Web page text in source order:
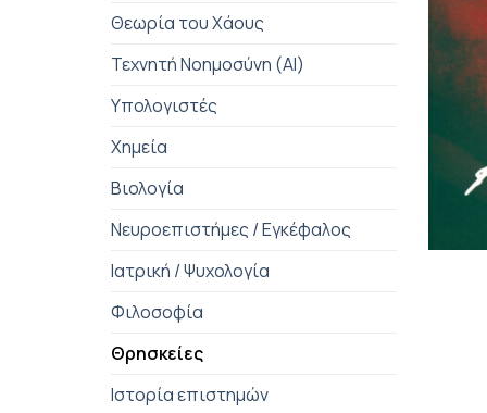
Θεωρία του Χάους
Τεχνητή Νοημοσύνη (AI)
Υπολογιστές
Χημεία
Βιολογία
Νευροεπιστήμες / Εγκέφαλος
Ιατρική / Ψυχολογία
Φιλοσοφία
Θρησκείες
Ιστορία επιστημών